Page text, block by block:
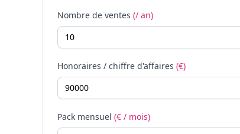
Nombre de ventes (/ an)
Honoraires / chiffre d'affaires (€)
Pack mensuel (€ / mois)